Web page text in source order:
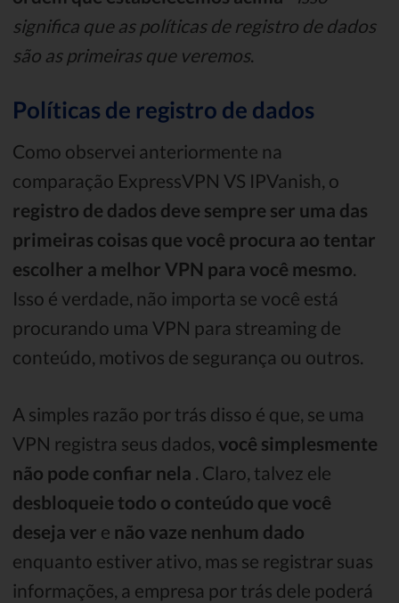
significa que as políticas de registro de dados
são as primeiras que veremos.
Políticas de registro de dados
Como observei anteriormente na
comparação ExpressVPN VS IPVanish, o
registro de dados deve sempre ser uma das
primeiras coisas que você procura ao tentar
escolher a melhor VPN para você mesmo.
Isso é verdade, não importa se você está
procurando uma VPN para streaming de
conteúdo, motivos de segurança ou outros.
A simples razão por trás disso é que, se uma
VPN registra seus dados, você simplesmente
não pode confiar nela . Claro, talvez ele
desbloqueie todo o conteúdo que você
deseja ver e não vaze nenhum dado
enquanto estiver ativo, mas se registrar suas
informações, a empresa por trás dele poderá